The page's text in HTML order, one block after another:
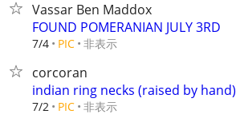
Vassar Ben Maddox
FOUND POMERANIAN JULY 3RD
7/4 PIC 非表示
corcoran
indian ring necks (raised by hand)
7/2 PIC 非表示